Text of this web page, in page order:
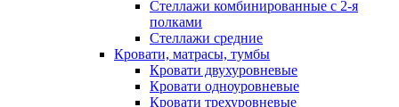
Стеллажи комбинированные с 2-я
полками
Стеллажи средние
Кровати, матрасы, тумбы
Кровати двухуровневые
Кровати одноуровневые
Кровати трехуровневые